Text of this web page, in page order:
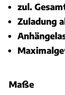
zul.
Zuladung
Maße